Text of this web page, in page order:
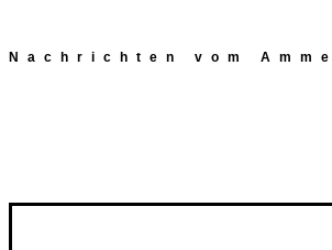
Nachrichten vom